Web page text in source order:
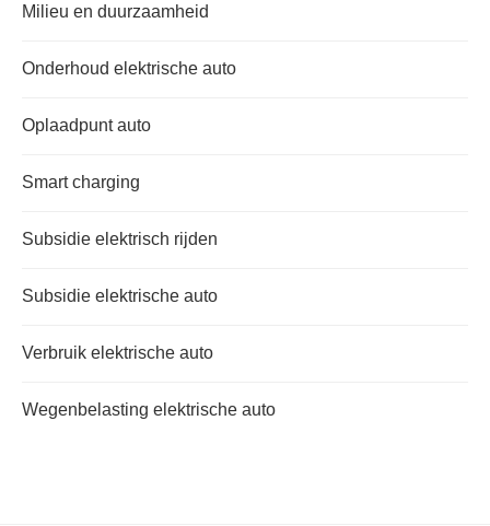
Milieu en duurzaamheid
Onderhoud elektrische auto
Oplaadpunt auto
Smart charging
Subsidie elektrisch rijden
Subsidie elektrische auto
Verbruik elektrische auto
Wegenbelasting elektrische auto